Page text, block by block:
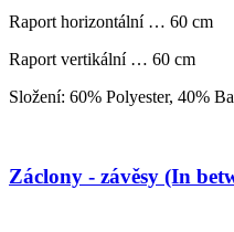
Raport horizontální … 60 cm
Raport vertikální … 60 cm
Složení: 60% Polyester, 40%
Záclony - závěsy (In